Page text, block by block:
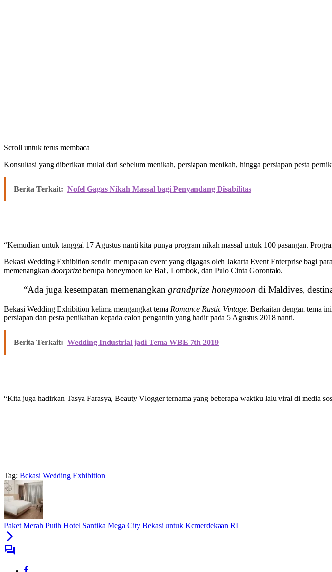
Scroll untuk terus membaca
Konsultasi yang diberikan mulai dari sebelum menikah, persiapan menikah, hingga persiapan pesta
Berita Terkait: Nofel Gagas Nikah Massal bagi Penyandang Disabilitas
“Kemudian untuk tanggal 17 Agustus nanti kita punya program nikah massal untuk 100 pasangan.
Bekasi Wedding Exhibition sendiri merupakan event yang digagas oleh Jakarta Event Enterprise bagi
memenangkan doorprize berupa honeymoon ke Bali, Lombok, dan Pulo Cinta Gorontalo.
“Ada juga kesempatan memenangkan grandprize honeymoon di Maldives,
Bekasi Wedding Exhibition kelima mengangkat tema Romance Rustic Vintage. Berkaitan dengan tema
persiapan dan pesta penikahan kepada calon pengantin yang hadir pada 5 Agustus 2018 nanti.
Berita Terkait: Wedding Industrial jadi Tema WBE 7th 2019
“Kita juga hadirkan Tasya Farasya, Beauty Vlogger ternama yang beberapa waktku lalu viral di media
Tag: Bekasi Wedding Exhibition
Paket Merah Putih Hotel Santika Mega City Bekasi untuk Kemerdekaan RI